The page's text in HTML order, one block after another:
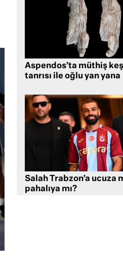
Aspendos’ta müthiş
tanrısı ile oğlu yan yana
Salah Trabzon’a ucuza
pahalıya mı?